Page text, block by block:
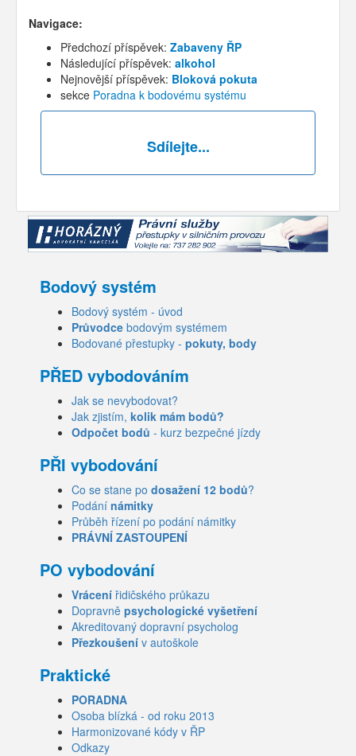
Navigace:
Předchozí příspěvek: Zabaveny ŘP
Následující příspěvek: alkohol
Nejnovější příspěvek: Bloková pokuta
sekce Poradna k bodovému systému
Sdílejte...
Bodový systém
Bodový systém - úvod
Průvodce bodovým systémem
Bodované přestupky - pokuty, body
PŘED vybodováním
Jak se nevybodovat?
Jak zjistím, kolik mám bodů?
Odpočet bodů - kurz bezpečné jízdy
PŘI vybodování
Co se stane po dosažení 12 bodů?
Podání námitky
Průběh řízení po podání námitky
PRÁVNÍ ZASTOUPENÍ
PO vybodování
Vrácení řidičského průkazu
Dopravně psychologické vyšetření
Akreditovaný dopravní psycholog
Přezkoušení v autoškole
Praktické
PORADNA
Osoba blízká - od roku 2013
Harmonizované kódy v ŘP
Odkazy